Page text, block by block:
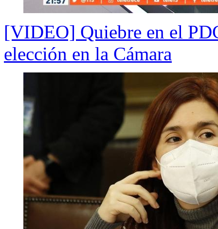
[VIDEO] Quiebre en el
elección en la Cámara